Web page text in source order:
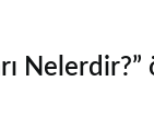
Nelerdir?”